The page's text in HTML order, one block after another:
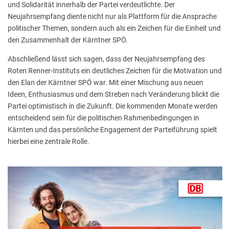
und Solidarität innerhalb der Partei verdeutlichte. Der
Neujahrsempfang diente nicht nur als Plattform für die Ansprache
politischer Themen, sondern auch als ein Zeichen für die Einheit und
den Zusammenhalt der Kärntner SPÖ.
Abschließend lässt sich sagen, dass der Neujahrsempfang des
Roten Renner-Instituts ein deutliches Zeichen für die Motivation und
den Elan der Kärntner SPÖ war. Mit einer Mischung aus neuen
Ideen, Enthusiasmus und dem Streben nach Veränderung blickt die
Partei optimistisch in die Zukunft. Die kommenden Monate werden
entscheidend sein für die politischen Rahmenbedingungen in
Kärnten und das persönliche Engagement der Parteiführung spielt
hierbei eine zentrale Rolle.